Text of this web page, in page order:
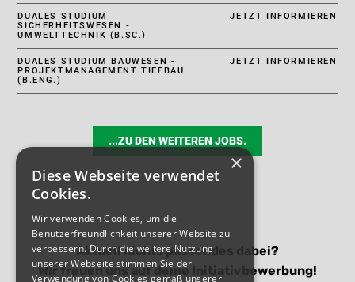
DUALES STUDIUM
SICHERHEITSWESEN -
UMWELTTECHNIK (B.SC.)
JETZT INFORMIEREN
DUALES STUDIUM BAUWESEN -
PROJEKTMANAGEMENT TIEFBAU
(B.ENG.)
JETZT INFORMIEREN
...ZU DEN WEITEREN JOBS.
Aktuell nichts passendes dabei?
Wir freuen uns auf deine Initiativbewerbung!
×
Diese Webseite verwendet
Cookies.
Wir verwenden Cookies, um die
Benutzerfreundlichkeit unserer Website zu
verbessern. Durch die weitere Nutzung
unserer Webseite stimmen Sie der
Verwendung von Cookies gemäß unserer